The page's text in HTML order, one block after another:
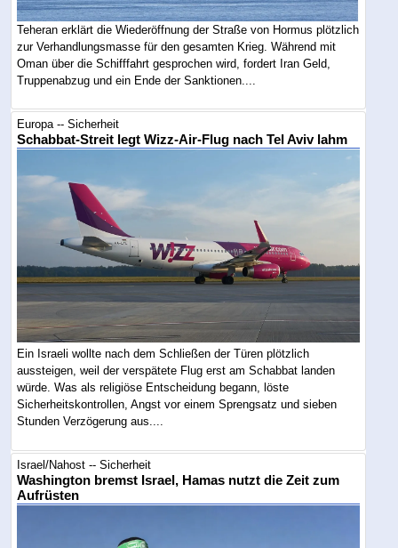
Teheran erklärt die Wiederöffnung der Straße von Hormus plötzlich
zur Verhandlungsmasse für den gesamten Krieg. Während mit
Oman über die Schifffahrt gesprochen wird, fordert Iran Geld,
Truppenabzug und ein Ende der Sanktionen....
Europa -- Sicherheit
Schabbat-Streit legt Wizz-Air-Flug nach Tel Aviv lahm
Ein Israeli wollte nach dem Schließen der Türen plötzlich
aussteigen, weil der verspätete Flug erst am Schabbat landen
würde. Was als religiöse Entscheidung begann, löste
Sicherheitskontrollen, Angst vor einem Sprengsatz und sieben
Stunden Verzögerung aus....
Israel/Nahost -- Sicherheit
Washington bremst Israel, Hamas nutzt die Zeit zum
Aufrüsten